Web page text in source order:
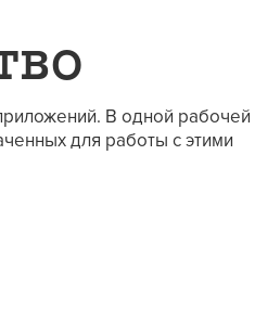
В одной рабочей
для работы с этими